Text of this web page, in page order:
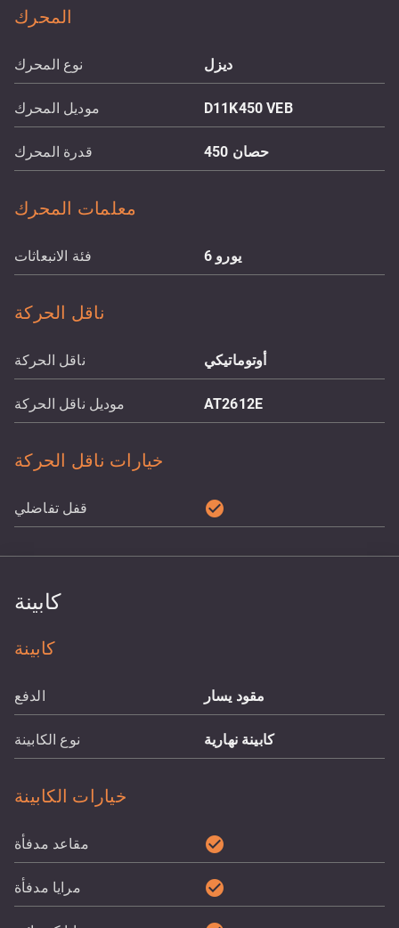
المحرك
نوع المحرك ديزل
موديل المحرك D11K450 VEB
قدرة المحرك 450 حصان
معلمات المحرك
فئة الانبعاثات يورو 6
ناقل الحركة
ناقل الحركة أوتوماتيكي
موديل ناقل الحركة AT2612E
خيارات ناقل الحركة
قفل تفاضلي check_circle
كابينة
كابينة
الدفع مقود يسار
نوع الكابينة كابينة نهارية
خيارات الكابينة
مقاعد مدفأة check_circle
مرايا مدفأة check_circle